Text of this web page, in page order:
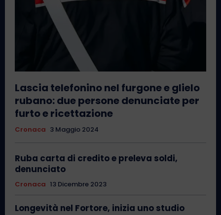
Lascia telefonino nel furgone e glielo
rubano: due persone denunciate per
furto e ricettazione
Cronaca 3 Maggio 2024
Ruba carta di credito e preleva soldi,
denunciato
Cronaca 13 Dicembre 2023
Longevità nel Fortore, inizia uno studio